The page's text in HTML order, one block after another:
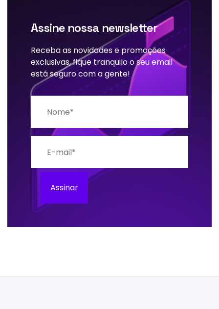
Assine nossa newsletter
Receba as novidades e promoções
exclusivas, fique tranquilo o seu email
está seguro com a gente!
Assinar